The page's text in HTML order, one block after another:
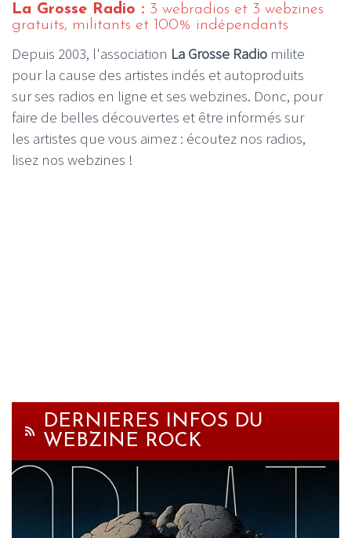
La Grosse Radio : 3 webradios et 3 webzines
gratuits, militants et 100% indépendants
Depuis 2003, l'association La Grosse Radio milite
pour la cause des artistes indés et autoproduits
sur ses radios en ligne et ses webzines. Donc, pour
faire de belles découvertes et être informés sur
les artistes que vous aimez : écoutez nos radios,
lisez nos webzines !
DERNIERES INFOS DU
WEBZINE ROCK